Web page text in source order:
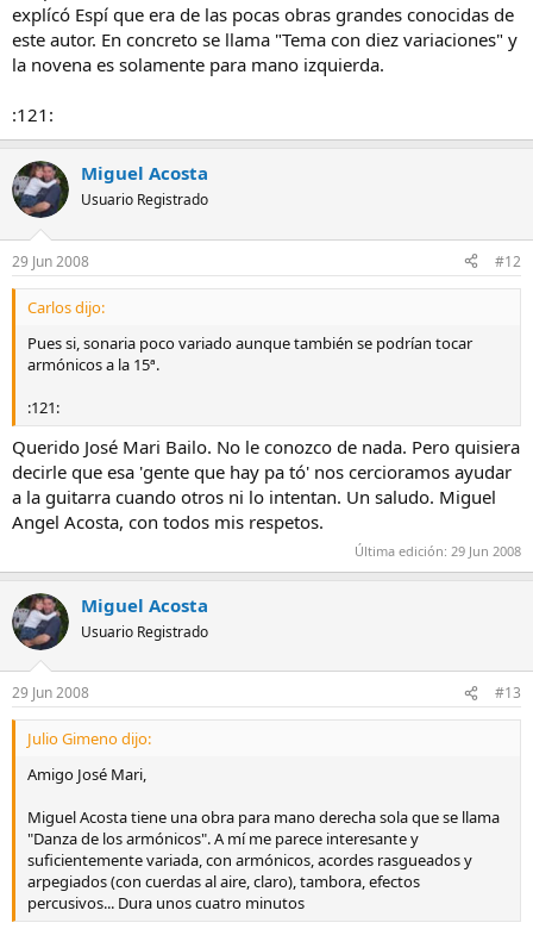
explícó Espí que era de las pocas obras grandes conocidas de
este autor. En concreto se llama "Tema con diez variaciones" y
la novena es solamente para mano izquierda.
:121:
Miguel Acosta
Usuario Registrado
29 Jun 2008 #12
Carlos dijo:
Pues si, sonaria poco variado aunque también se podrían tocar
armónicos a la 15ª.
:121:
Querido José Mari Bailo. No le conozco de nada. Pero quisiera
decirle que esa 'gente que hay pa tó' nos cercioramos ayudar
a la guitarra cuando otros ni lo intentan. Un saludo. Miguel
Angel Acosta, con todos mis respetos.
Última edición: 29 Jun 2008
Miguel Acosta
Usuario Registrado
29 Jun 2008 #13
Julio Gimeno dijo:
Amigo José Mari,
Miguel Acosta tiene una obra para mano derecha sola que se llama
"Danza de los armónicos". A mí me parece interesante y
suficientemente variada, con armónicos, acordes rasgueados y
arpegiados (con cuerdas al aire, claro), tambora, efectos
percusivos... Dura unos cuatro minutos